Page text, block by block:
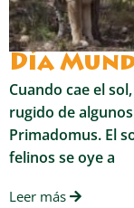
Día
Cuando cae el
rugido de
Primadomus. El
felinos se oye a
Leer más